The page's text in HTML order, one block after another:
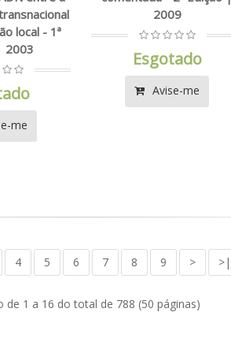
local - 1ª
2003
me
2009
Esgotado
Avise-me
4 5 6 7 8 9 > >|
de 1 a 16 do total de 788 (50 páginas)